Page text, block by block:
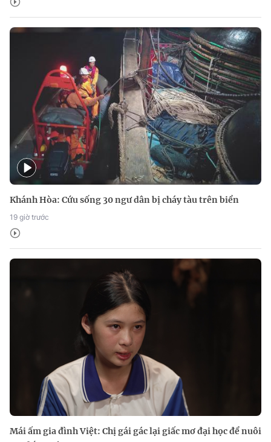
Khánh Hòa: Cứu sống 30 ngư dân bị cháy tàu trên biển
19 giờ trước
Mái ấm gia đình Việt: Chị gái gác lại giấc mơ đại học để nuôi